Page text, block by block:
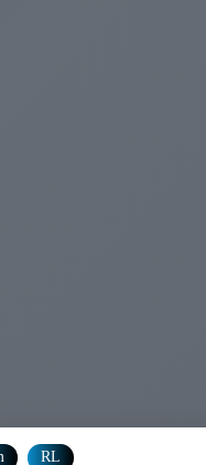
RL